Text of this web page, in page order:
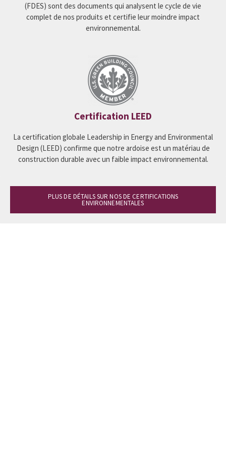
(FDES) sont des documents qui analysent le cycle de vie
complet de nos produits et certifie leur moindre impact
environnemental.
Certification LEED
La certification globale Leadership in Energy and Environmental
Design (LEED) confirme que notre ardoise est un matériau de
construction durable avec un faible impact environnemental.
PLUS DE DÉTAILS SUR NOS DE CERTIFICATIONS
ENVIRONNEMENTALES